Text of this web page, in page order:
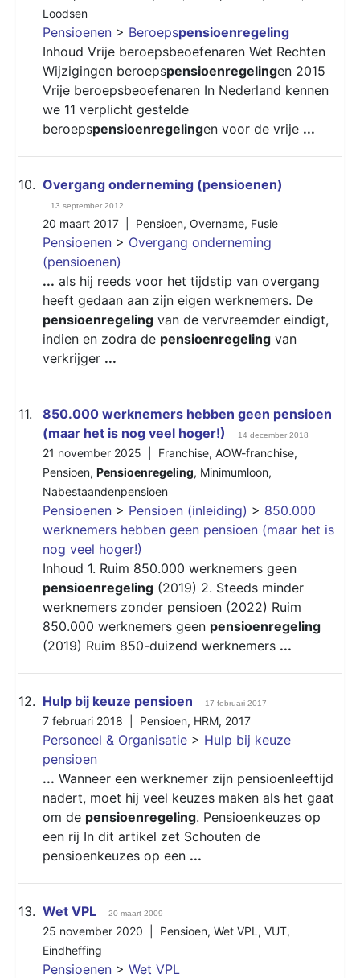
Loodsen
Pensioenen > Beroepspensioenregeling
Inhoud Vrije beroepsbeoefenaren Wet Rechten
Wijzigingen beroepspensioenregelingen 2015
Vrije beroepsbeoefenaren In Nederland kennen
we 11 verplicht gestelde
beroepspensioenregelingen voor de vrije ...
10. Overgang onderneming (pensioenen)
13 september 2012
20 maart 2017 | Pensioen, Overname, Fusie
Pensioenen > Overgang onderneming
(pensioenen)
... als hij reeds voor het tijdstip van overgang
heeft gedaan aan zijn eigen werknemers. De
pensioenregeling van de vervreemder eindigt,
indien en zodra de pensioenregeling van
verkrijger ...
11.
850.000 werknemers hebben geen pensioen
(maar het is nog veel hoger!)
14 december 2018
21 november 2025 | Franchise, AOW-franchise,
Pensioen, Pensioenregeling, Minimumloon,
Nabestaandenpensioen
Pensioenen > Pensioen (inleiding) > 850.000
werknemers hebben geen pensioen (maar het is
nog veel hoger!)
Inhoud 1. Ruim 850.000 werknemers geen
pensioenregeling (2019) 2. Steeds minder
werknemers zonder pensioen (2022) Ruim
850.000 werknemers geen pensioenregeling
(2019) Ruim 850-duizend werknemers ...
12. Hulp bij keuze pensioen 17 februari 2017
7 februari 2018 | Pensioen, HRM, 2017
Personeel & Organisatie > Hulp bij keuze
pensioen
... Wanneer een werknemer zijn pensioenleeftijd
nadert, moet hij veel keuzes maken als het gaat
om de pensioenregeling. Pensioenkeuzes op
een rij In dit artikel zet Schouten de
pensioenkeuzes op een ...
13. Wet VPL 20 maart 2009
25 november 2020 | Pensioen, Wet VPL , VUT,
Eindheffing
Pensioenen > Wet VPL